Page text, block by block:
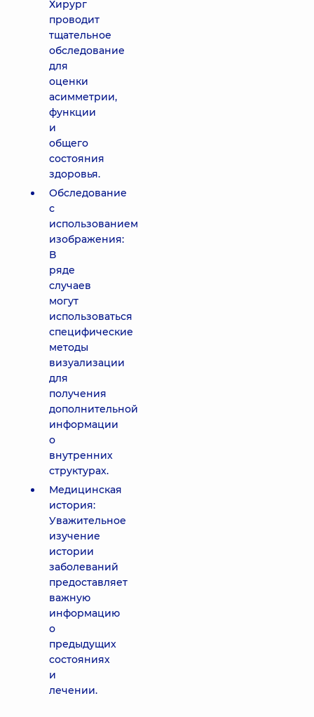
Хирург
проводит
тщательное
обследование
для
оценки
асимметрии,
функции
и
общего
состояния
здоровья.
Обследование
с
использованием
изображения:
В
ряде
случаев
могут
использоваться
специфические
методы
визуализации
для
получения
дополнительной
информации
о
внутренних
структурах.
Медицинская
история:
Уважительное
изучение
истории
заболеваний
предоставляет
важную
информацию
о
предыдущих
состояниях
и
лечении.